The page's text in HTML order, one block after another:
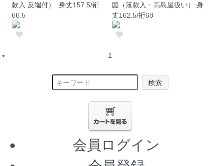
款入 反端付） :身丈157.5/裄
66.5
図（落款入・高島屋扱い）:身
丈162.5/裄68
1
検索
会員ログイン